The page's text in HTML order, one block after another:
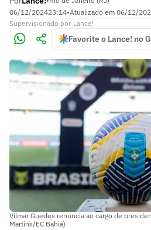
06/12/202423:14•Atualizado em 06/12/
Supervisionado por Lance!
Favorite o Lance! no
Vilmar Guedes renuncia ao cargo de
Martins/EC Bahia)